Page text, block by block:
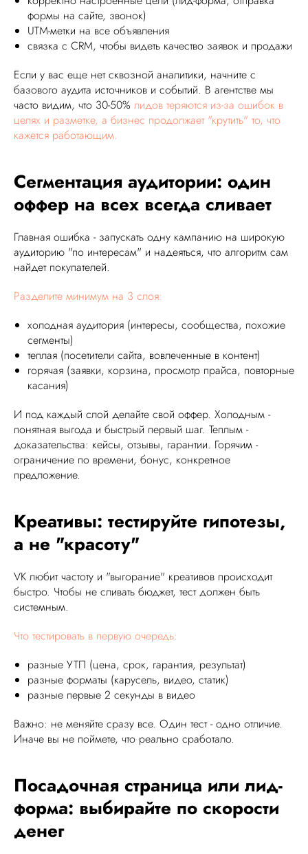
формы на сайте, звонок)
UTM-метки на все объявления
связка с CRM, чтобы видеть качество заявок и продажи
Если у вас еще нет сквозной аналитики, начните с
базового аудита источников и событий. В агентстве мы
часто видим, что 30-50% лидов теряются из-за ошибок в
целях и разметке, а бизнес продолжает "крутить" то, что
кажется работающим.
Сегментация аудитории: один
оффер на всех всегда сливает
Главная ошибка - запускать одну кампанию на широкую
аудиторию "по интересам" и надеяться, что алгоритм сам
найдет покупателей.
Разделите минимум на 3 слоя:
холодная аудитория (интересы, сообщества, похожие
сегменты)
теплая (посетители сайта, вовлеченные в контент)
горячая (заявки, корзина, просмотр прайса, повторные
касания)
И под каждый слой делайте свой оффер. Холодным -
понятная выгода и быстрый первый шаг. Теплым -
доказательства: кейсы, отзывы, гарантии. Горячим -
ограничение по времени, бонус, конкретное
предложение.
Креативы: тестируйте гипотезы,
а не "красоту"
VK любит частоту и "выгорание" креативов происходит
быстро. Чтобы не сливать бюджет, тест должен быть
системным.
Что тестировать в первую очередь:
разные УТП (цена, срок, гарантия, результат)
разные форматы (карусель, видео, статик)
разные первые 2 секунды в видео
Важно: не меняйте сразу все. Один тест - одно отличие.
Иначе вы не поймете, что реально сработало.
Посадочная страница или лид-
форма: выбирайте по скорости
денег